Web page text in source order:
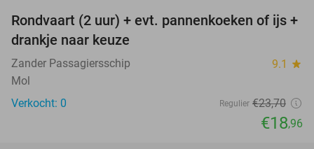
20%
TODAY
Rondvaart (2 uur) + evt. pannenkoeken of ijs +
drankje naar keuze
Zander Passagiersschip 9.1 star
Mol
Verkocht: 0
Regulier €23,70
€18,96